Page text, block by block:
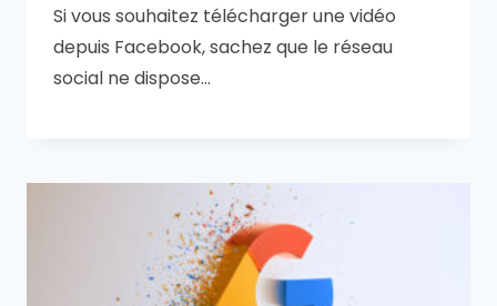
Si vous souhaitez télécharger une vidéo
depuis Facebook, sachez que le réseau
social ne dispose…